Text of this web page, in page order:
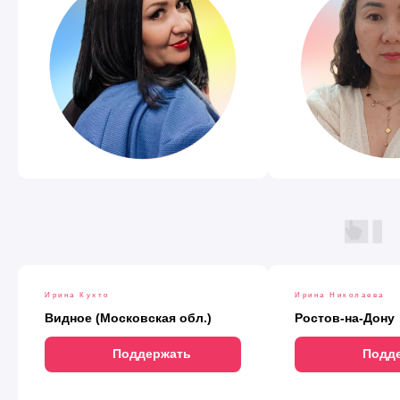
Ирина Кухто
Видное (Московская обл.)
Поддержать
Ирина Николаева
Ростов-на-Дону